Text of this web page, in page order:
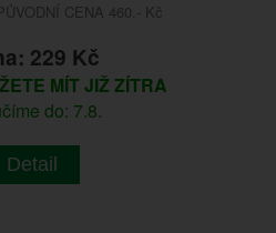
CENA 460.- Kč
229 Kč
MÍT JIŽ ZÍTRA
do: 7.8.
Detail